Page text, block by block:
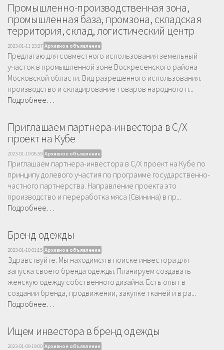
Промышленно-производственная зона,
промышленная база, промзона, складская
территория, склад, логистический центр
2023-01-11 23:27 Архивное объявление
Предлагаю для совместного использования земельный
участок в промышленной зоне Воскресенского района
Московской области. Вид разрешенного использования:
производство и складирование товаров народного п...
Подробнее…
Приглашаем партнера-инвестора в С/Х
проект на Кубе
2023-01-10 06:59 Архивное объявление
Приглашаем партнера-инвестора в С/Х проект на Кубе по
принципу долевого участия по программе государственно-
частного партнерства. Направление проекта это
производство и переработка мяса (Свинина) в пр...
Подробнее…
Бренд одежды
2023-01-10 01:15 Архивное объявление
Здравствуйте. Мы находимся в поиске инвестора для
запуска своего бренда одежды. Планируем создавать
женскую одежду собственного дизайна. Есть опыт в
создании бренда, продвижении, закупке тканей и в ра...
Подробнее…
Ищем инвестора в бренд одежды
2023-01-09 19:00 Архивное объявление